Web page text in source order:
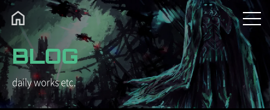
BLOG
daily works etc.